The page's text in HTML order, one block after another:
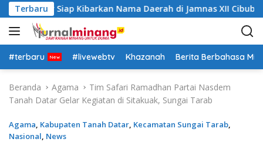
a
g
u
Terbaru
Datar Siap Kibarkan Nama Daerah di Jamnas XII Cibubur
#terbaru #livewebtv Khazanah Berita Berbahasa
Beranda Agama
Tim Safari Ramadhan Partai Nasdem
Tanah Datar Gelar Kegiatan di Sitakuak, Sungai Tarab
Agama, Kabupaten Tanah Datar, Kecamatan Sungai Tarab,
Nasional, News